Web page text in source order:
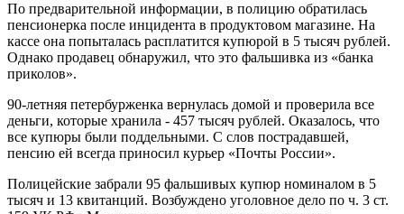
По предварительной информации, в полицию обратилась
пенсионерка после инцидента в продуктовом магазине. На
кассе она попыталась расплатится купюрой в 5 тысяч рублей.
Однако продавец обнаружил, что это фальшивка из «банка
приколов».
90-летняя петербурженка вернулась домой и проверила все
деньги, которые хранила - 457 тысяч рублей. Оказалось, что
все купюры были поддельными. С слов пострадавшей,
пенсию ей всегда приносил курьер «Почты России».
Полицейские забрали 95 фальшивых купюр номиналом в 5
тысяч и 13 квитанций. Возбуждено уголовное дело по ч. 3 ст.